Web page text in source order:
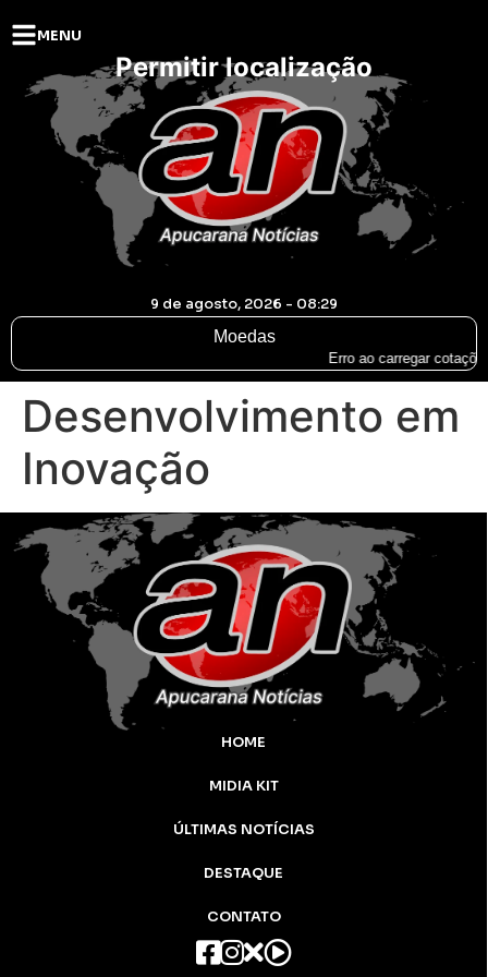
MENU
Permitir localização
9 de agosto, 2026 - 08:29
Moedas
Erro ao carregar
Desenvolvimento em
Inovação
HOME
MIDIA KIT
ÚLTIMAS NOTÍCIAS
DESTAQUE
CONTATO